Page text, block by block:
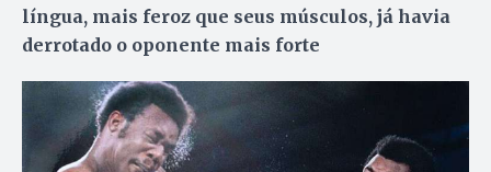
língua, mais feroz que seus músculos, já havia
derrotado o oponente mais forte